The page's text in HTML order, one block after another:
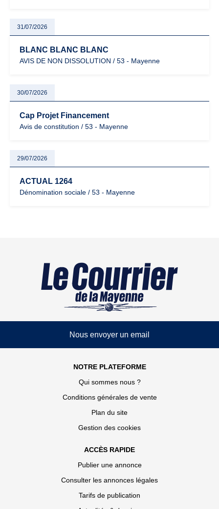
31/07/2026
BLANC BLANC BLANC
AVIS DE NON DISSOLUTION / 53 - Mayenne
30/07/2026
Cap Projet Financement
Avis de constitution / 53 - Mayenne
29/07/2026
ACTUAL 1264
Dénomination sociale / 53 - Mayenne
Nous envoyer un email
NOTRE PLATEFORME
Qui sommes nous ?
Conditions générales de vente
Plan du site
Gestion des cookies
ACCÈS RAPIDE
Publier une annonce
Consulter les annonces légales
Tarifs de publication